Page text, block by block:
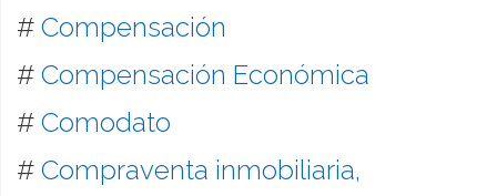
# Compensación
# Compensación Económica
# Comodato
# Compraventa inmobiliaria,